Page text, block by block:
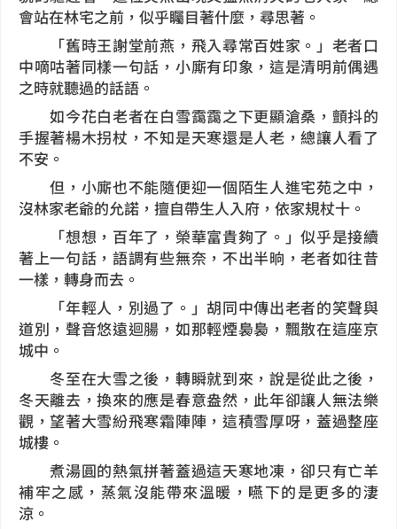
會站在林宅之前，似乎矚目著什麼，尋思著。
「舊時王謝堂前燕，飛入尋常百姓家。」老者口
中嘀咕著同樣一句話，小廝有印象，這是清明前偶遇
之時就聽過的話語。
如今花白老者在白雪靄靄之下更顯滄桑，顫抖的
手握著楊木拐杖，不知是天寒還是人老，總讓人看了
不安。
但，小廝也不能隨便迎一個陌生人進宅苑之中，
沒林家老爺的允諾，擅自帶生人入府，依家規杖十。
「想想，百年了，榮華富貴夠了。」似乎是接續
著上一句話，語調有些無奈，不出半晌，老者如往昔
一樣，轉身而去。
「年輕人，別過了。」胡同中傳出老者的笑聲與
道別，聲音悠遠迴腸，如那輕煙裊裊，飄散在這座京
城中。
冬至在大雪之後，轉瞬就到來，說是從此之後，
冬天離去，換來的應是春意盎然，此年卻讓人無法樂
觀，望著大雪紛飛寒霜陣陣，這積雪厚呀，蓋過整座
城樓。
煮湯圓的熱氣拼著蓋過這天寒地凍，卻只有亡羊
補牢之感，蒸氣沒能帶來溫暖，嚥下的是更多的淒
涼。